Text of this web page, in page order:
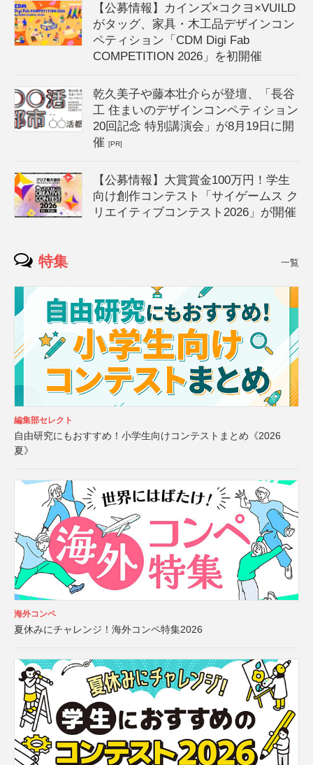
【公募情報】カインズ×コクヨ×VUILD
がタッグ、家具・木工品デザインコン
ペティション「CDM Digi Fab
COMPETITION 2026」を初開催
乾久美子や藤本壮介らが登壇、「長谷
工 住まいのデザインコンペティション
20回記念 特別講演会」が8月19日に開
催[PR]
【公募情報】大賞賞金100万円！学生
向け創作コンテスト「サイゲームス ク
リエイティブコンテスト2026」が開催
特集 一覧
編集部セレクト
自由研究にもおすすめ！小学生向けコンテストまとめ《2026
夏》
海外コンペ
夏休みにチャレンジ！海外コンペ特集2026